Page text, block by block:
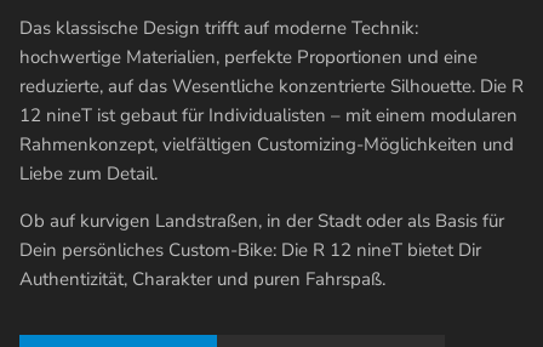
Das klassische Design trifft auf moderne Technik:
hochwertige Materialien, perfekte Proportionen und eine
reduzierte, auf das Wesentliche konzentrierte Silhouette. Die R
12 nineT ist gebaut für Individualisten – mit einem modularen
Rahmenkonzept, vielfältigen Customizing-Möglichkeiten und
Liebe zum Detail.
Ob auf kurvigen Landstraßen, in der Stadt oder als Basis für
Dein persönliches Custom-Bike: Die R 12 nineT bietet Dir
Authentizität, Charakter und puren Fahrspaß.